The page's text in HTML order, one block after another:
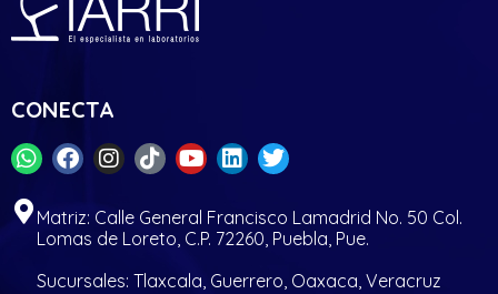
CONECTA
Matriz: Calle General Francisco Lamadrid No. 50 Col.
Lomas de Loreto, C.P. 72260, Puebla, Pue.
Sucursales: Tlaxcala, Guerrero, Oaxaca, Veracruz